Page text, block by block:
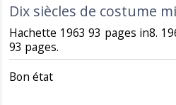
‎Dix siècles de costume
‎Hachette 1963 93 pages in8.
93 pages.‎
‎Bon état‎